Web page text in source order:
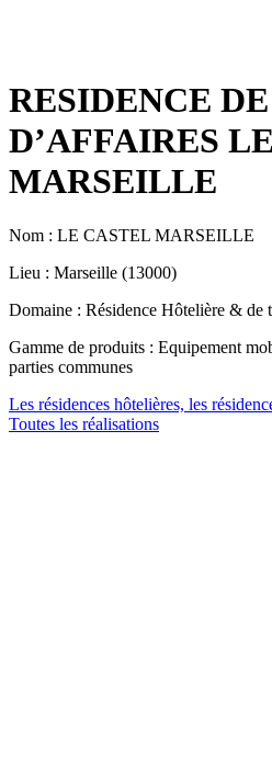
RESIDENCE
D’AFFAIRES
MARSEILLE
Nom : LE CASTEL MARSEILLE
Lieu : Marseille (13000)
Domaine : Résidence Hôtelière & de
Gamme de produits : Equipement
parties communes
Les résidences hôtelières, les
Toutes les réalisations